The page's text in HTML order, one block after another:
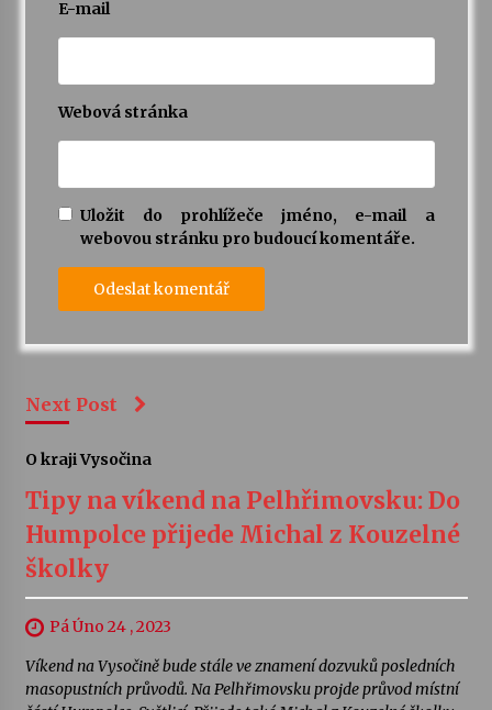
E-mail
Webová stránka
Uložit do prohlížeče jméno, e-mail a
webovou stránku pro budoucí komentáře.
Next Post
O kraji Vysočina
Tipy na víkend na Pelhřimovsku: Do
Humpolce přijede Michal z Kouzelné
školky
Pá Úno 24 , 2023
Víkend na Vysočině bude stále ve znamení dozvuků posledních
masopustních průvodů. Na Pelhřimovsku projde průvod místní